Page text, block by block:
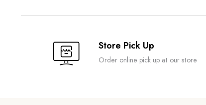
Store Pick Up
Order online pick up at our store